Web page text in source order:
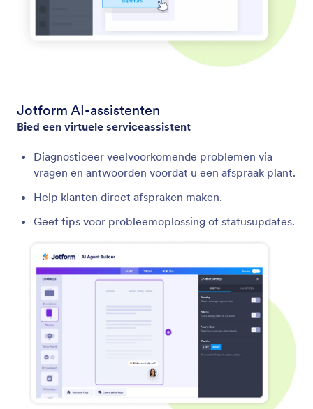
Jotform AI-assistenten
Bied een virtuele serviceassistent
Diagnosticeer veelvoorkomende problemen via
vragen en antwoorden voordat u een afspraak plant.
Help klanten direct afspraken maken.
Geef tips voor probleemoplossing of statusupdates.